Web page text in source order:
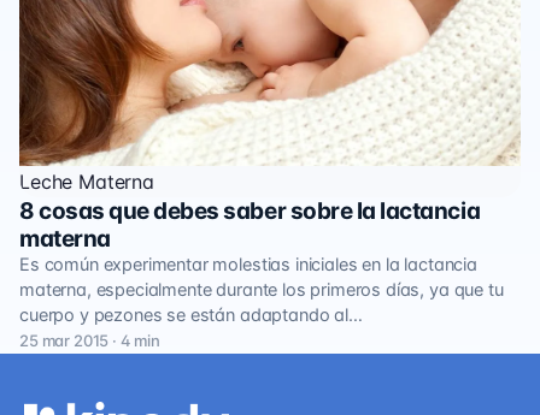
Leche Materna
8 cosas que debes saber sobre la lactancia
materna
Es común experimentar molestias iniciales en la lactancia
materna, especialmente durante los primeros días, ya que tu
cuerpo y pezones se están adaptando al…
25 mar 2015 · 4 min